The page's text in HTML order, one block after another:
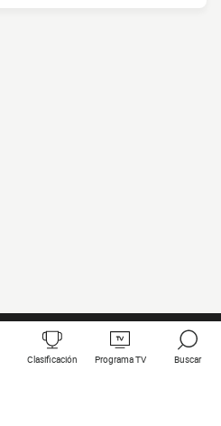
Clasificación Programa TV Buscar